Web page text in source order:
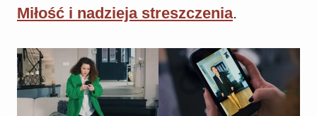
Miłość i nadzieja streszczenia.